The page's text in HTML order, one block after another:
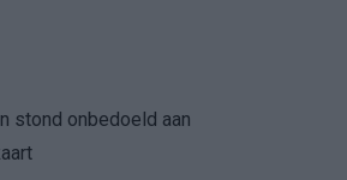
stond onbedoeld aan